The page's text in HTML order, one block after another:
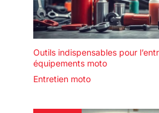
Outils indispensables pour
équipements moto
Entretien moto